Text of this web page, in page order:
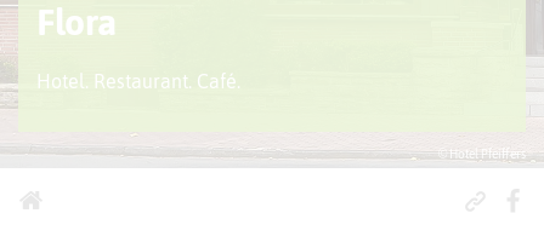
© Hotel Pfeiffers
Flora
Hotel. Restaurant. Café.